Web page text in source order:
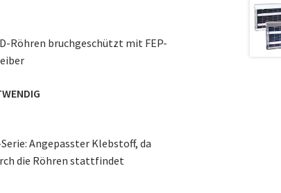
Röhren bruchgeschützt mit FEP-
Angepasster Klebstoff, da
die Röhren stattfindet